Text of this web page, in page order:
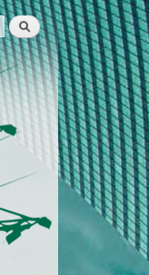
Поиск